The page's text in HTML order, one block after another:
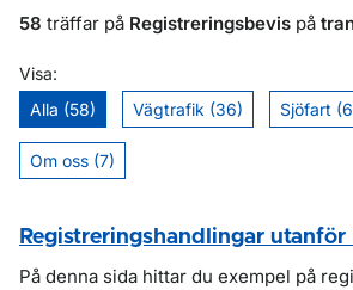
58 träffar på Registreringsbevis på
Visa:
Alla (58)
Vägtrafik (36) Sjöfart
Om oss (7)
Registreringshandlingar utanför
På denna sida hittar du exempel på